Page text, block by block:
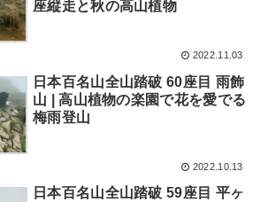
座縦走と秋の高山植物
2022.11.03
日本百名山全山踏破 60座目 雨飾
山 | 高山植物の楽園で花を愛でる
梅雨登山
2022.10.13
日本百名山全山踏破 59座目 平ヶ